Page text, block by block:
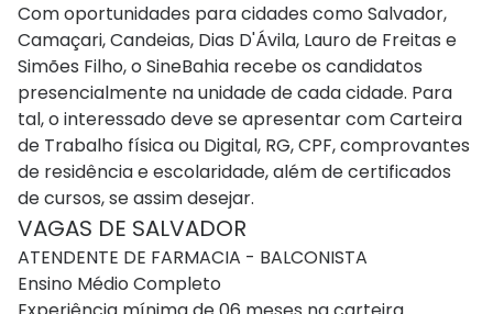
Com oportunidades para cidades como Salvador,
Camaçari, Candeias, Dias D'Ávila, Lauro de Freitas e
Simões Filho, o SineBahia recebe os candidatos
presencialmente na unidade de cada cidade. Para
tal, o interessado deve se apresentar com Carteira
de Trabalho física ou Digital, RG, CPF, comprovantes
de residência e escolaridade, além de certificados
de cursos, se assim desejar.
VAGAS DE SALVADOR
ATENDENTE DE FARMACIA - BALCONISTA
Ensino Médio Completo